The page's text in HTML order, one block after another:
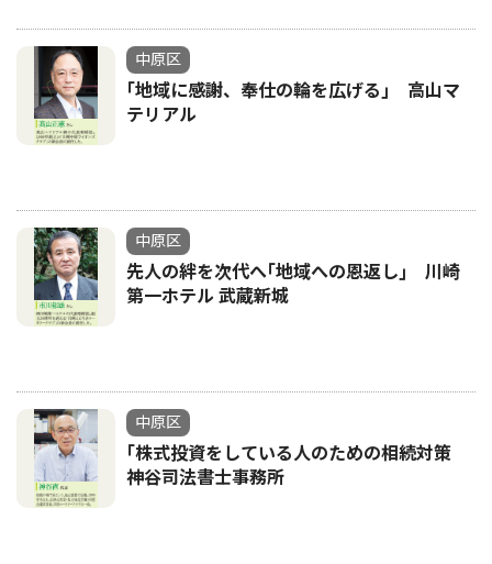
中原区
｢地域に感謝、奉仕の輪を広げる｣ 高山マ
テリアル
中原区
先人の絆を次代へ｢地域への恩返し｣ 川崎
第一ホテル 武蔵新城
中原区
｢株式投資をしている人のための相続対策
神谷司法書士事務所